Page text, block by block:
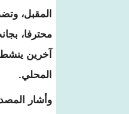
آخرين
المحلي.
وأشار